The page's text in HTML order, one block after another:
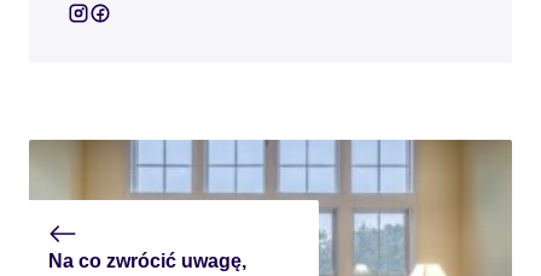
Na co zwrócić uwagę,